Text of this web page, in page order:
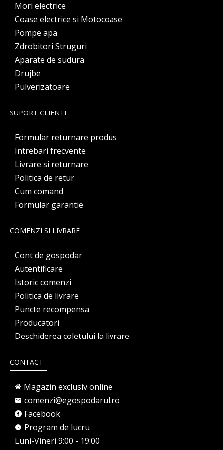
Mori electrice
Coase electrice si Motocoase
Pompe apa
Zdrobitori Struguri
Aparate de sudura
Drujbe
Pulverizatoare
SUPORT CLIENTI
Formular returnare produs
Intrebari frecvente
Livrare si returnare
Politica de retur
Cum comand
Formular garantie
COMENZI SI LIVRARE
Cont de gospodar
Autentificare
Istoric comenzi
Politica de livrare
Puncte recompensa
Producatori
Deschiderea coletului la livrare
CONTACT
Magazin exclusiv online
comenzi@egospodarul.ro
Facebook
Program de lucru
Luni-Vineri 9:00 - 19:00